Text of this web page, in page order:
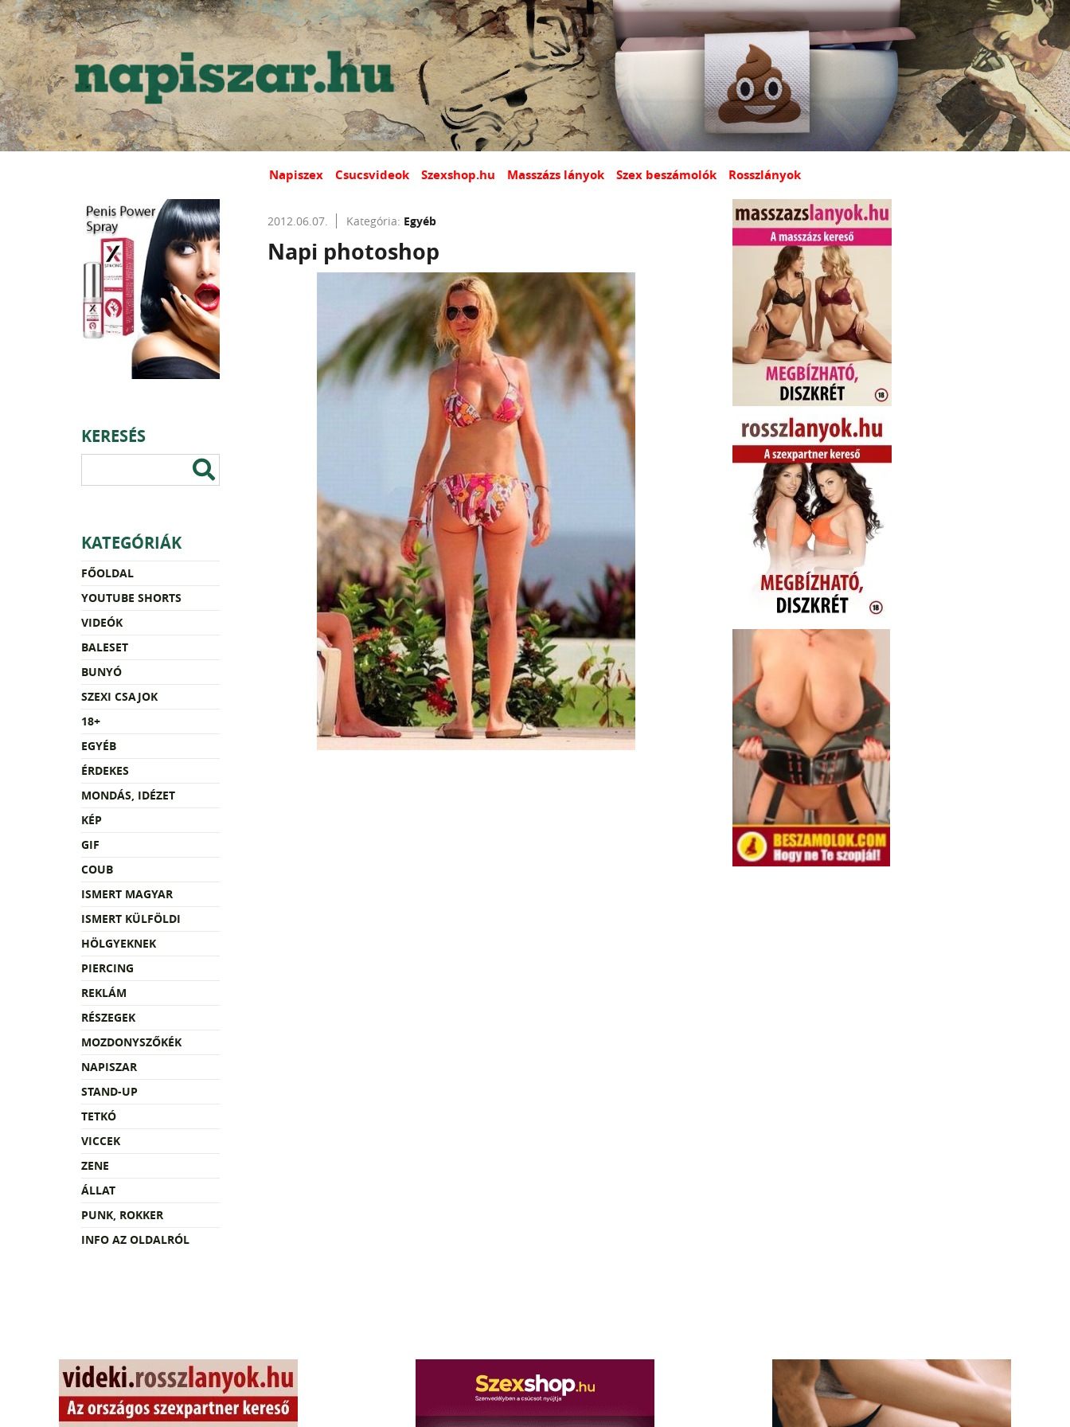
Napiszex Csucsvideok Szexshop.hu Masszázs lányok Szex beszámolók Rosszlányok
KERESÉS
KATEGÓRIÁK
FŐOLDAL
YOUTUBE SHORTS
VIDEÓK
BALESET
BUNYÓ
SZEXI CSAJOK
18+
EGYÉB
ÉRDEKES
MONDÁS, IDÉZET
KÉP
GIF
COUB
ISMERT MAGYAR
ISMERT KÜLFÖLDI
HÖLGYEKNEK
PIERCING
REKLÁM
RÉSZEGEK
MOZDONYSZŐKÉK
NAPISZAR
STAND-UP
TETKÓ
VICCEK
ZENE
ÁLLAT
PUNK, ROKKER
INFO AZ OLDALRÓL
2012.06.07. Kategória: Egyéb
Napi photoshop